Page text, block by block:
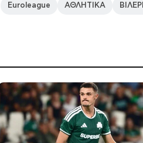
Euroleague ΑΘΛΗΤΙΚΑ